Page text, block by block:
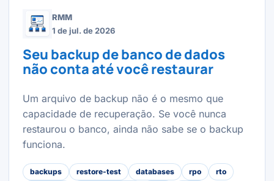
RMM
1 de jul. de 2026
Seu backup de banco de dados
não conta até você restaurar
Um arquivo de backup não é o mesmo que
capacidade de recuperação. Se você nunca
restaurou o banco, ainda não sabe se o backup
funciona.
backups restore-test databases rpo rto